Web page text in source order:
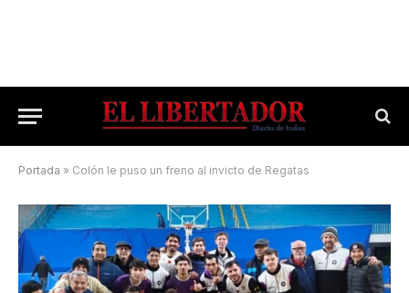
Portada » Colón le puso un freno al invicto de Regatas